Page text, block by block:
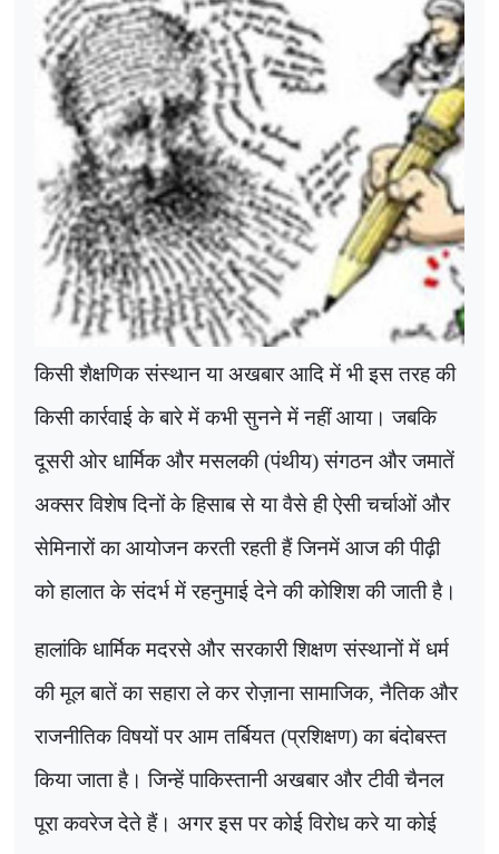
किसी शैक्षणिक संस्थान या अखबार आदि में भी इस तरह की
किसी कार्रवाई के बारे में कभी सुनने में नहीं आया। जबकि
दूसरी ओर धार्मिक और मसलकी (पंथीय) संगठन और जमातें
अक्सर विशेष दिनों के हिसाब से या वैसे ही ऐसी चर्चाओं और
सेमिनारों का आयोजन करती रहती हैं जिनमें आज की पीढ़ी
को हालात के संदर्भ में रहनुमाई देने की कोशिश की जाती है।
हालांकि धार्मिक मदरसे और सरकारी शिक्षण संस्थानों में धर्म
की मूल बातें का सहारा ले कर रोज़ाना सामाजिक,नैतिक और
राजनीतिक विषयों पर आम तर्बियत (प्रशिक्षण) का बंदोबस्त
किया जाता है। जिन्हें पाकिस्तानी अखबार और टीवी चैनल
पूरा कवरेज देते हैं। अगर इस पर कोई विरोध करे या कोई